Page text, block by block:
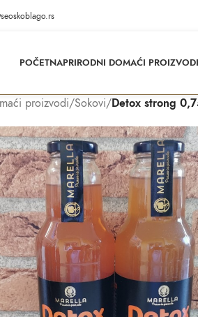
POČETNAPRIRODNI DOMAĆI PROIZVODI
proizvodi/Sokovi/Detox strong